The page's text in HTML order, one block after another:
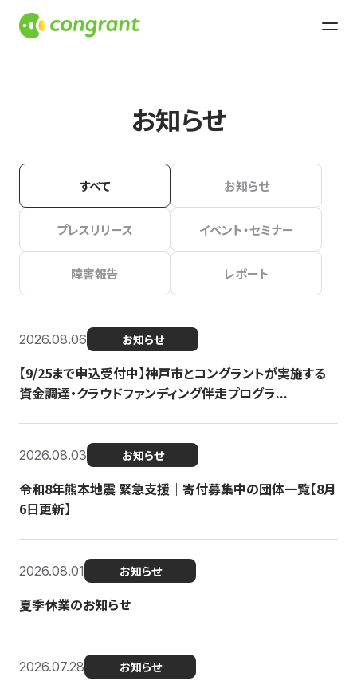
お知らせ
すべて お知らせ
プレスリリース イベント・セミナー
障害報告 レポート
2026.08.06 お知らせ
【9/25まで申込受付中】神戸市とコングラントが実施する
資金調達・クラウドファンディング伴走プログラ...
2026.08.03 お知らせ
令和8年熊本地震 緊急支援｜寄付募集中の団体一覧【8月
6日更新】
2026.08.01 お知らせ
夏季休業のお知らせ
2026.07.28 お知らせ